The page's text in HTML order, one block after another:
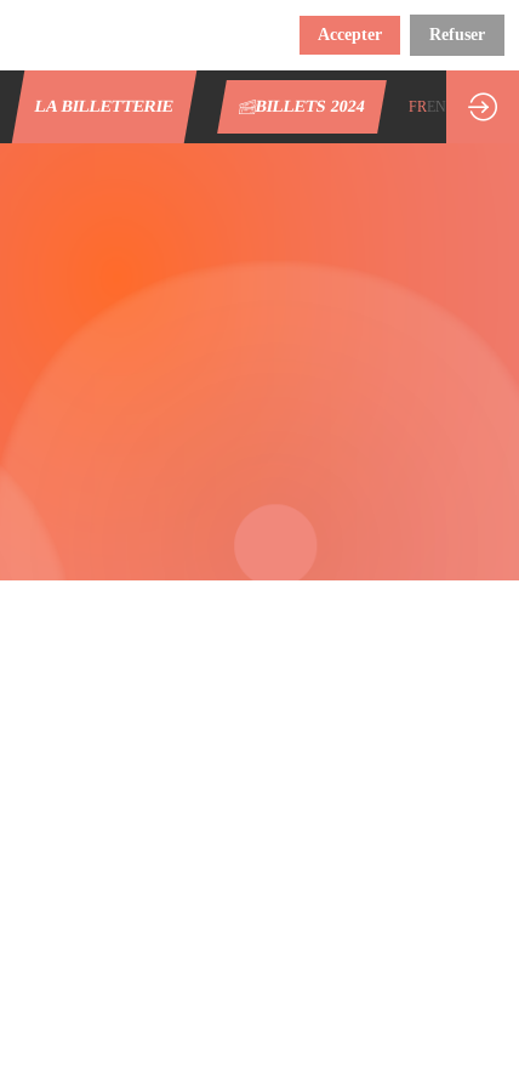
LA BILLETTERIE BILLETS 2024 FREN
Accepter Refuser